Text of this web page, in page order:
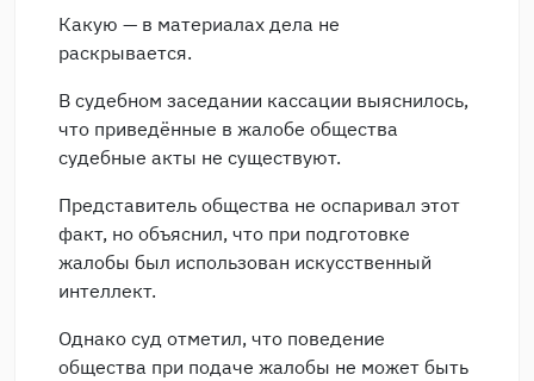
Какую — в материалах дела не
раскрывается.
В судебном заседании кассации выяснилось,
что приведённые в жалобе общества
судебные акты не существуют.
Представитель общества не оспаривал этот
факт, но объяснил, что при подготовке
жалобы был использован искусственный
интеллект.
Однако суд отметил, что поведение
общества при подаче жалобы не может быть